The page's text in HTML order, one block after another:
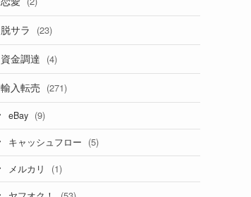
脱サラ (23)
資金調達 (4)
輸入転売 (271)
eBay (9)
キャッシュフロー (5)
メルカリ (1)